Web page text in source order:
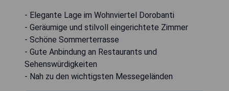
- Elegante Lage im Wohnviertel Dorobanti
- Geräumige und stilvoll eingerichtete Zimmer
- Schöne Sommerterrasse
- Gute Anbindung an Restaurants und
Sehenswürdigkeiten
- Nah zu den wichtigsten Messegeländen